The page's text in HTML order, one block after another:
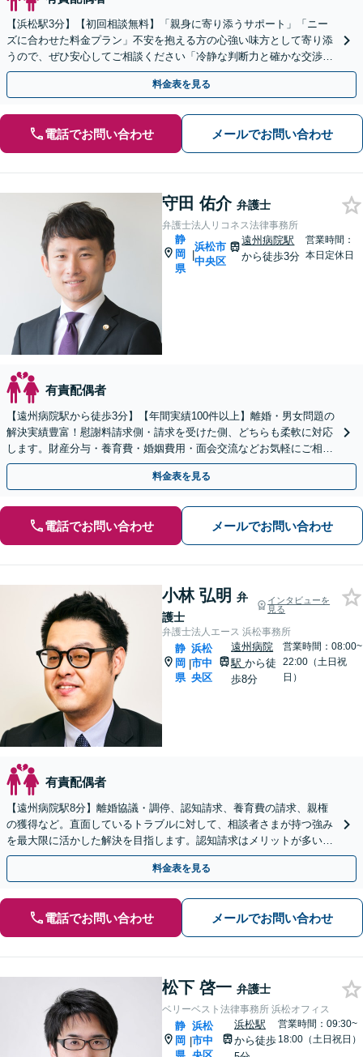
【浜松駅3分】【初回相談無料】「親身に寄り添うサポート」「ニー
ズに合わせた料金プラン」不安を抱える方の心強い味方として寄り添
うので、ぜひ安心してご相談ください「冷静な判断力と確かな交渉力
で、あなたの権利を守ります」【休日・夜間相談可】
料金表を見る
電話でお問い合わせ メールでお問い合わせ
守田 佑介 弁護士
弁護士法人リコネス法律事務所
静
岡
県
|
浜松市
中央区
遠州病院駅
から徒歩3分
営業時間：
本日定休日
有責配偶者
【遠州病院駅から徒歩3分】【年間実績100件以上】離婚・男女問題の
解決実績豊富！慰謝料請求側・請求を受けた側、どちらも柔軟に対応
します。財産分与・養育費・婚姻費用・面会交流などお気軽にご相談
ください。【完全個室対応】
料金表を見る
電話でお問い合わせ メールでお問い合わせ
小林 弘明 弁
護士
インタビューを
見る
弁護士法人エース 浜松事務所
静
岡
県
|
浜松
市中
央区
遠州病院
駅から徒
歩8分
営業時間：08:00~
22:00（土日祝
日）
有責配偶者
【遠州病院駅8分】離婚協議・調停、認知請求、養育費の請求、親権
の獲得など。直面しているトラブルに対して、相談者さまが持つ強み
を最大限に活かした解決を目指します。認知請求はメリットが多いの
で、弁護士と詳しくお話してみませんか【初回相談無料】
料金表を見る
電話でお問い合わせ メールでお問い合わせ
松下 啓一 弁護士
ベリーベスト法律事務所 浜松オフィス
静
岡 |
浜松
市中
浜松駅
から徒歩
営業時間：09:30~
18:00（土日祝日）